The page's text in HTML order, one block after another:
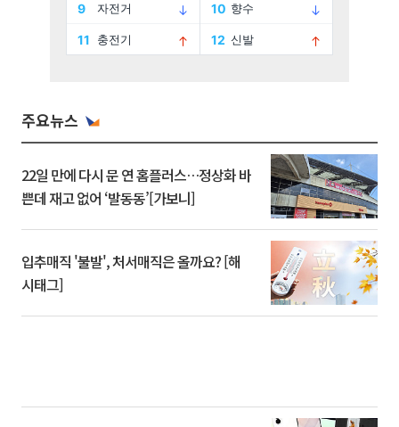
주요뉴스
22일 만에 다시 문 연 홈플러스…정상화 바
쁜데 재고 없어 ‘발동동’[가보니]
입추매직 '불발', 처서매직은 올까요? [해
시태그]